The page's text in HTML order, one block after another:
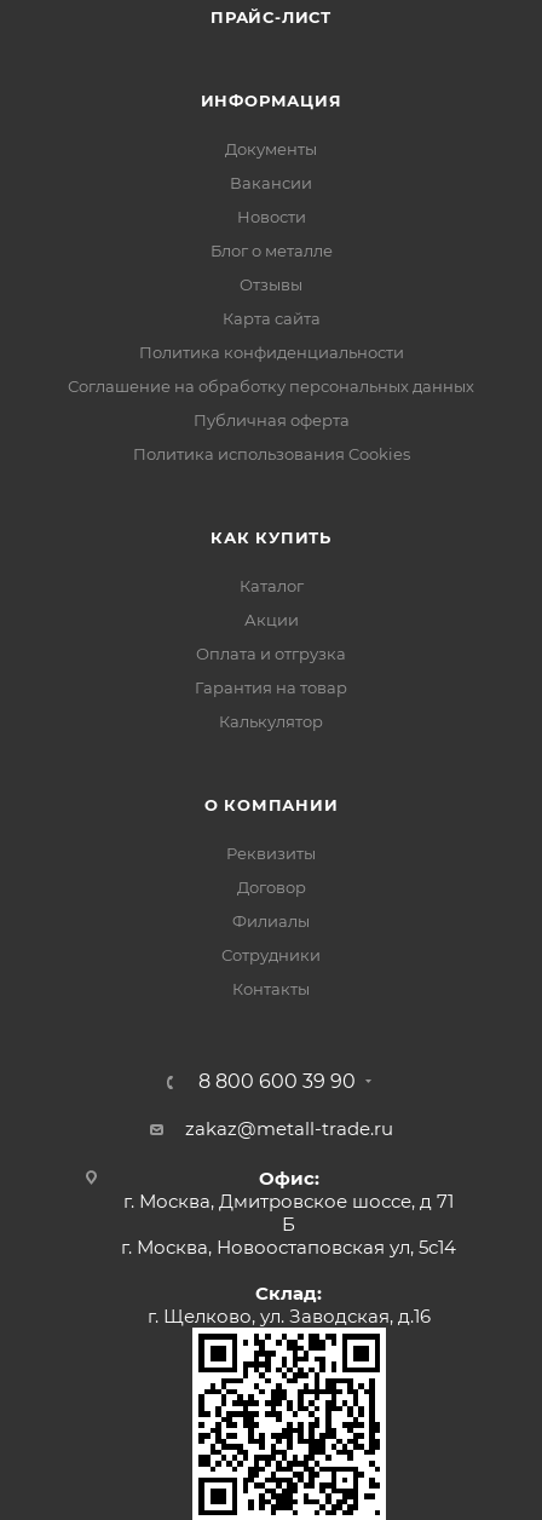
ПРАЙС-ЛИСТ
ИНФОРМАЦИЯ
Документы
Вакансии
Новости
Блог о металле
Отзывы
Карта сайта
Политика конфиденциальности
Соглашение на обработку персональных данных
Публичная оферта
Политика использования Cookies
КАК КУПИТЬ
Каталог
Акции
Оплата и отгрузка
Гарантия на товар
Калькулятор
О КОМПАНИИ
Реквизиты
Договор
Филиалы
Сотрудники
Контакты
8 800 600 39 90
zakaz@metall-trade.ru
Офис:
г. Москва, Дмитровское шоссе, д 71
Б
г. Москва, Новоостаповская ул, 5с14
Склад:
г. Щелково, ул. Заводская, д.16